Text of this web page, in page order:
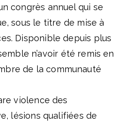
congrès annuel qui se
sous le titre de mise à
Disponible depuis plus
n’avoir été remis en
de la communauté
violence des
lésions qualifiées de